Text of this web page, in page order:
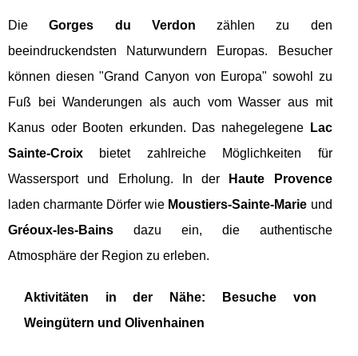
DieGorges du Verdon zählen zu den
beeindruckendsten Naturwundern Europas. Besucher
können diesen "Grand Canyon von Europa" sowohl zu
Fuß bei Wanderungen als auch vom Wasser aus mit
Kanus oder Booten erkunden. Das nahegelegene
Lac
Sainte-Croix bietet zahlreiche Möglichkeiten für
Wassersport und Erholung. In der
Haute Provence
laden charmante Dörfer wie Moustiers-Sainte-Marie und
Gréoux-les-Bains dazu ein, die authentische
Atmosphäre der Region zu erleben.
Aktivitäten in der Nähe: Besuche von
Weingütern und Olivenhainen